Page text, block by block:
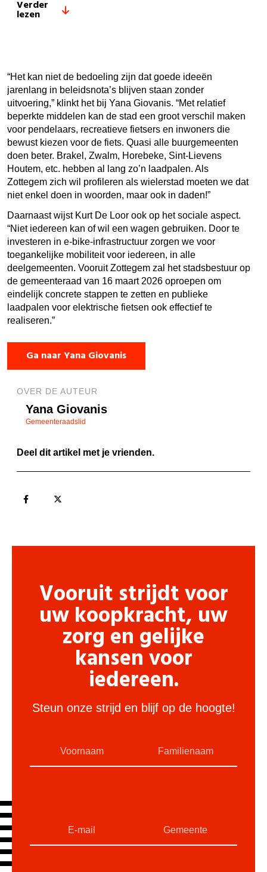
Verder
lezen
“Het kan niet de bedoeling zijn dat goede ideeën
jarenlang in beleidsnota’s blijven staan zonder
uitvoering,” klinkt het bij Yana Giovanis. “Met relatief
beperkte middelen kan de stad een groot verschil maken
voor pendelaars, recreatieve fietsers en inwoners die
bewust kiezen voor de fiets. Quasi alle buurgemeenten
doen beter. Brakel, Zwalm, Horebeke, Sint-Lievens
Houtem, etc. hebben al lang zo’n laadpalen. Als
Zottegem zich wil profileren als wielerstad moeten we dat
niet enkel doen in woorden, maar ook in daden!”
Daarnaast wijst Kurt De Loor ook op het sociale aspect.
“Niet iedereen kan of wil een wagen gebruiken. Door te
investeren in e-bike-infrastructuur zorgen we voor
toegankelijke mobiliteit voor iedereen, in alle
deelgemeenten. Vooruit Zottegem zal het stadsbestuur op
de gemeenteraad van 16 maart 2026 oproepen om
eindelijk concrete stappen te zetten en publieke
laadpalen voor elektrische fietsen ook effectief te
realiseren.”
Ga naar Yana Giovanis
OVER DE AUTEUR
Yana Giovanis
Gemeenteraadslid
Deel dit artikel met je vrienden.
Vooruit strijdt voor
uw koopkracht, uw
zorg en gelijke
kansen voor
iedereen.
Steun onze strijd en blijf op de hoogte!